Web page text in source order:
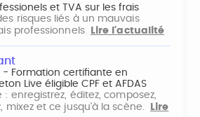
et TVA sur les frais
risques liés à un mauvais
professionnels
Lire l'actualité
- Formation certifiante en
Live éligible CPF et AFDAS
: enregistrez, éditez, composez,
mixez et ce jusqu'à la scène.
Lire